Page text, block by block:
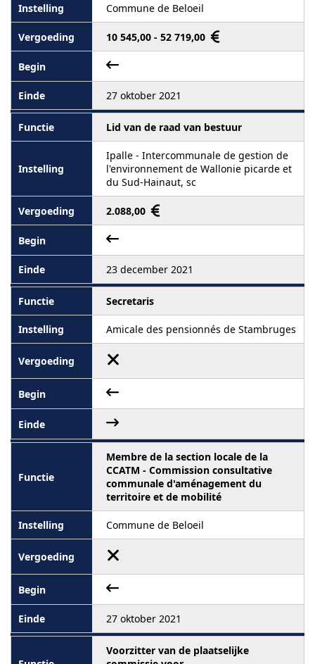
Commune de Beloeil
10 545,00 - 52 719,00
27 oktober 2021
Lid van de raad van bestuur
Ipalle - Intercommunale de gestion de
l'environnement de Wallonie picarde et
du Sud-Hainaut, sc
2.088,00
23 december 2021
Secretaris
Amicale des pensionnés de Stambruges
Membre de la section locale de la
CCATM - Commission consultative
communale d'aménagement du
territoire et de mobilité
Commune de Beloeil
27 oktober 2021
Voorzitter van de plaatselijke